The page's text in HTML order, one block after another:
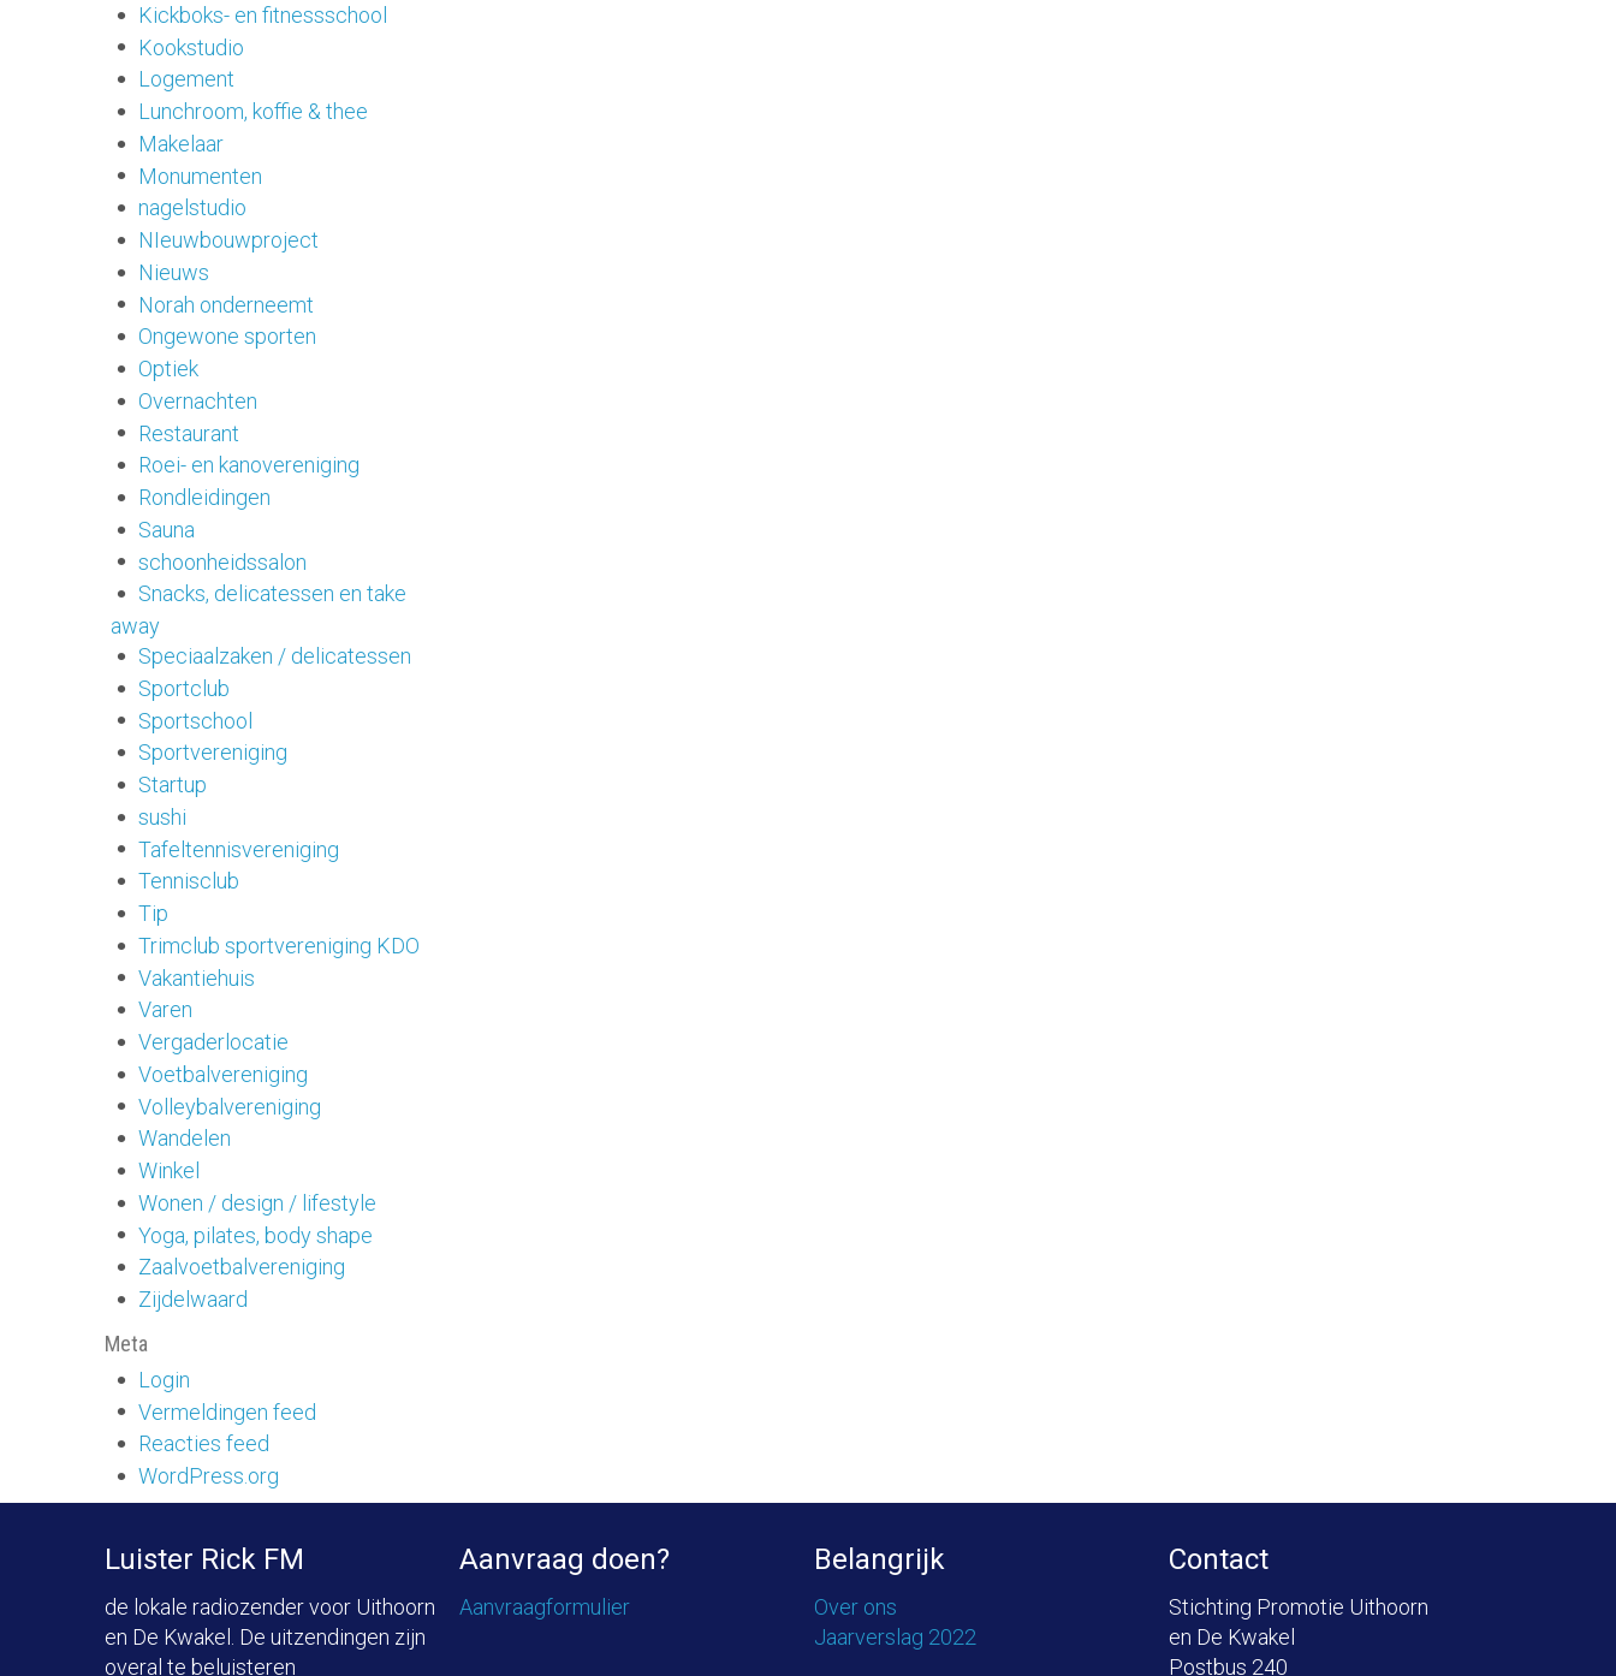
Kickboks- en fitnessschool
Kookstudio
Logement
Lunchroom, koffie & thee
Makelaar
Monumenten
nagelstudio
NIeuwbouwproject
Nieuws
Norah onderneemt
Ongewone sporten
Optiek
Overnachten
Restaurant
Roei- en kanovereniging
Rondleidingen
Sauna
schoonheidssalon
Snacks, delicatessen en take
away
Speciaalzaken / delicatessen
Sportclub
Sportschool
Sportvereniging
Startup
sushi
Tafeltennisvereniging
Tennisclub
Tip
Trimclub sportvereniging KDO
Vakantiehuis
Varen
Vergaderlocatie
Voetbalvereniging
Volleybalvereniging
Wandelen
Winkel
Wonen / design / lifestyle
Yoga, pilates, body shape
Zaalvoetbalvereniging
Zijdelwaard
Meta
Login
Vermeldingen feed
Reacties feed
WordPress.org
Luister Rick FM
de lokale radiozender voor Uithoorn
en De Kwakel. De uitzendingen zijn
overal te beluisteren
Aanvraag doen?
Aanvraagformulier
Belangrijk
Over ons
Jaarverslag 2022
Contact
Stichting Promotie Uithoorn
en De Kwakel
Postbus 240